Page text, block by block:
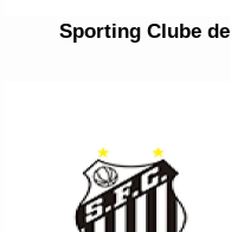
تفاصيل مباراة Moreirense FC ضد Sporting Clube de